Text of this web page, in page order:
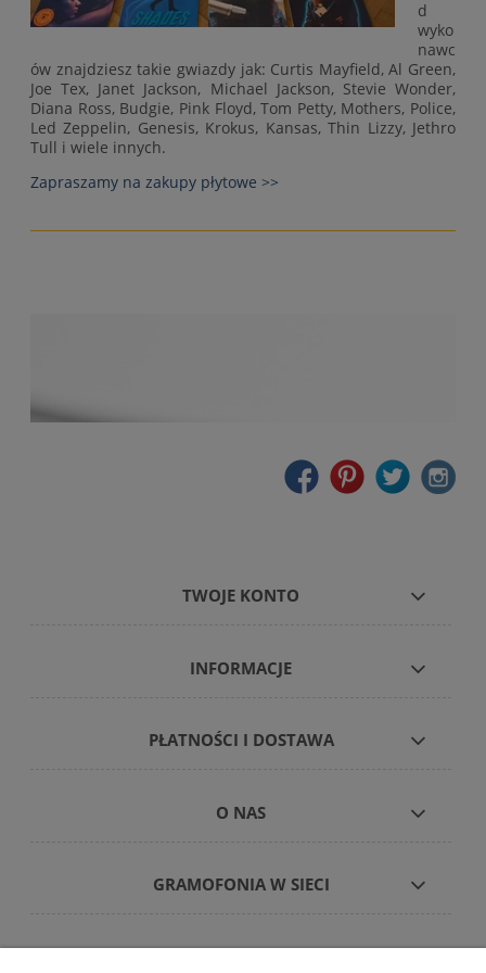
d
wyko
nawc
ów znajdziesz takie gwiazdy jak: Curtis Mayfield, Al Green,
Joe Tex, Janet Jackson, Michael Jackson, Stevie Wonder,
Diana Ross, Budgie, Pink Floyd, Tom Petty, Mothers, Police,
Led Zeppelin, Genesis, Krokus, Kansas, Thin Lizzy, Jethro
Tull i wiele innych.
Zapraszamy na zakupy płytowe >>
TWOJE KONTO
INFORMACJE
PŁATNOŚCI I DOSTAWA
O NAS
GRAMOFONIA W SIECI